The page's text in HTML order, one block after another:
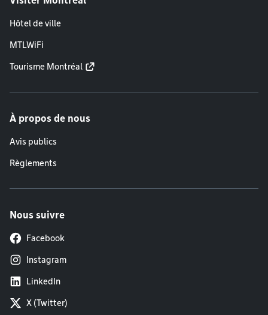
Hôtel de ville
MTLWiFi
Tourisme Montréal
À propos de nous
Avis publics
Règlements
Nous suivre
Facebook
Instagram
LinkedIn
X (Twitter)